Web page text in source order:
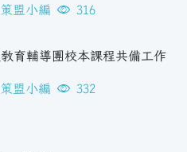
策盟小編 316
育輔導團校本課程共備工作
策盟小編 332